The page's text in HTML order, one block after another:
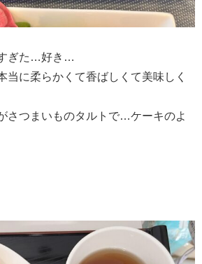
ぎた…好き…
当に柔らかくて香ばしくて美味しく
さつまいものタルトで…ケーキのよ